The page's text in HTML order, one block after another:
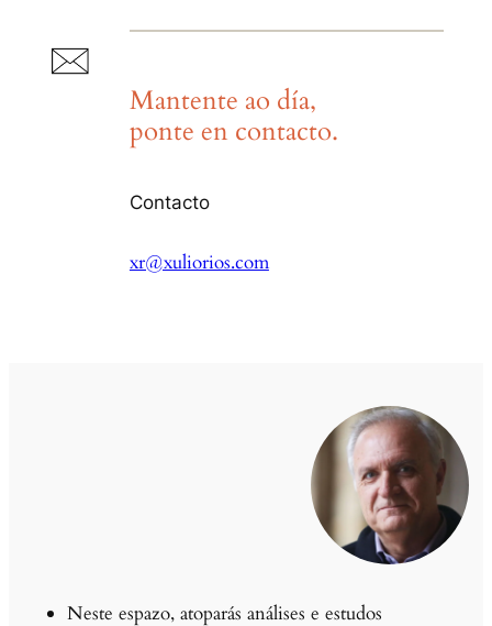
Mantente ao día,
ponte en contacto.
Contacto
xr@xuliorios.com
Neste espazo, atoparás análises e estudos